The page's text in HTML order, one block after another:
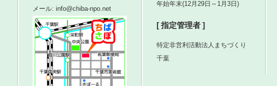
メール: info@chiba-npo.net
年始年末(12月29日～1月3日)
[ 指定管理者 ]
特定非営利活動法人まちづくり
千葉